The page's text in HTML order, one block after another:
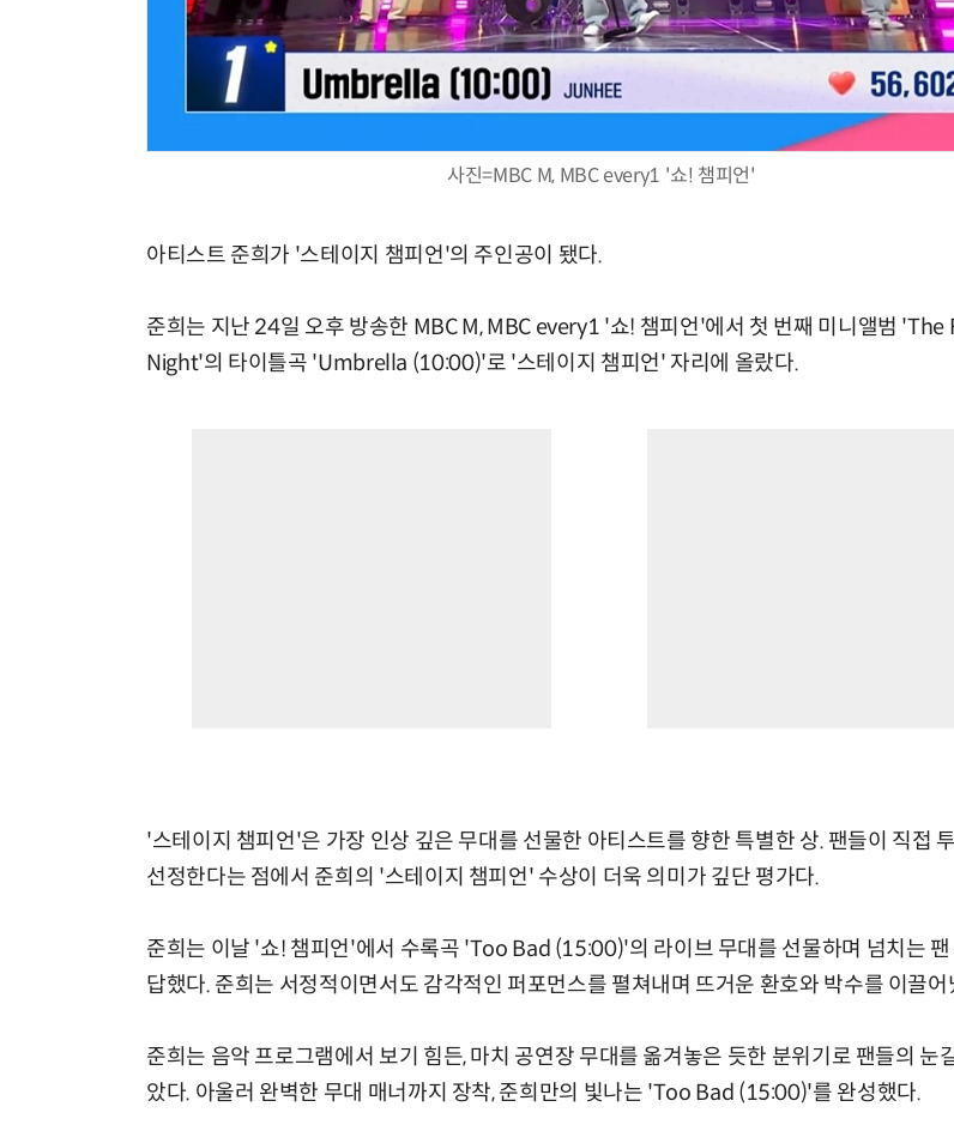
사진=MBC M, MBC every1 '쇼! 챔피언'
아티스트 준희가 '스테이지 챔피언'의 주인공이 됐다.
준희는 지난 24일 오후 방송한 MBC M, MBC every1 '쇼! 챔피언'에서 첫 번째 미니앨범 'The
Night'의 타이틀곡 'Umbrella (10:00)'로 '스테이지 챔피언' 자리에 올랐다.
'스테이지 챔피언'은 가장 인상 깊은 무대를 선물한 아티스트를 향한 특별한 상. 팬들이 직접
선정한다는 점에서 준희의 '스테이지 챔피언' 수상이 더욱 의미가 깊단 평가다.
준희는 이날 '쇼! 챔피언'에서 수록곡 'Too Bad (15:00)'의 라이브 무대를 선물하며 넘치는 팬
답했다. 준희는 서정적이면서도 감각적인 퍼포먼스를 펼쳐내며 뜨거운 환호와 박수를 이끌어
준희는 음악 프로그램에서 보기 힘든, 마치 공연장 무대를 옮겨놓은 듯한 분위기로 팬들의 눈
았다. 아울러 완벽한 무대 매너까지 장착, 준희만의 빛나는 'Too Bad (15:00)'를 완성했다.